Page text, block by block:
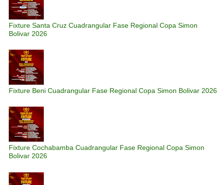
Fixture Santa Cruz Cuadrangular Fase Regional Copa Simon
Bolivar 2026
Fixture Beni Cuadrangular Fase Regional Copa Simon Bolivar 2026
Fixture Cochabamba Cuadrangular Fase Regional Copa Simon
Bolivar 2026